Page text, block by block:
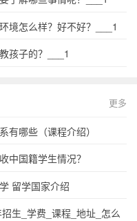
境怎么样？好不好？___1
孩子的？___1
更多
有哪些（课程介绍）
中国籍学生情况？
留学国家介绍
生_学费_课程_地址_怎么